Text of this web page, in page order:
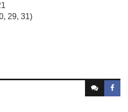
29, 31)